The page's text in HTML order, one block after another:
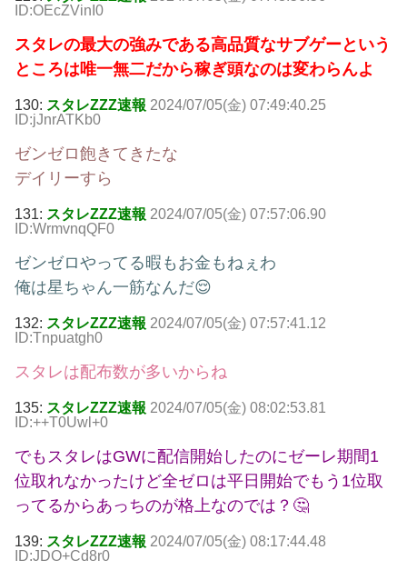
ID:OEcZVinI0
スタレの最大の強みである高品質なサブゲーという
ところは唯一無二だから稼ぎ頭なのは変わらんよ
130: スタレZZZ速報 2024/07/05(金) 07:49:40.25
ID:jJnrATKb0
ゼンゼロ飽きてきたな
デイリーすら
131: スタレZZZ速報 2024/07/05(金) 07:57:06.90
ID:WrmvnqQF0
ゼンゼロやってる暇もお金もねぇわ
俺は星ちゃん一筋なんだ😌
132: スタレZZZ速報 2024/07/05(金) 07:57:41.12
ID:Tnpuatgh0
スタレは配布数が多いからね
135: スタレZZZ速報 2024/07/05(金) 08:02:53.81
ID:++T0Uwl+0
でもスタレはGWに配信開始したのにゼーレ期間1
位取れなかったけど全ゼロは平日開始でもう1位取
ってるからあっちのが格上なのでは？🤔
139: スタレZZZ速報 2024/07/05(金) 08:17:44.48
ID:JDO+Cd8r0